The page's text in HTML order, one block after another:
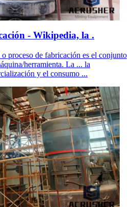
- Wikipedia, la .
proceso de fabricación es el conjunto
herramienta. La ... la
y el consumo ...